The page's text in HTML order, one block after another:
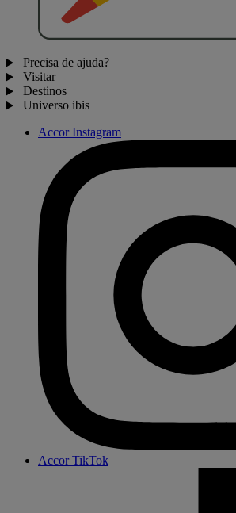
Precisa de ajuda?
Visitar
Destinos
Universo ibis
Accor Instagram
Accor TikTok